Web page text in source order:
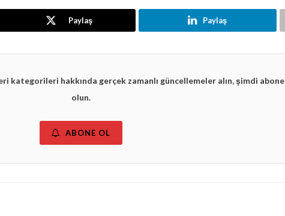
Paylaş Paylaş
kategorileri hakkında gerçek zamanlı güncellemeler alın, şimdi abone
olun.
ABONE OL